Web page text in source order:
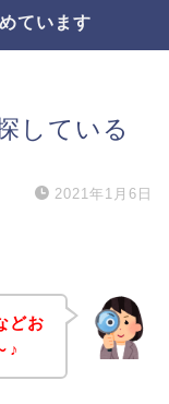
ています
している
2021年1月6日
どお
♪